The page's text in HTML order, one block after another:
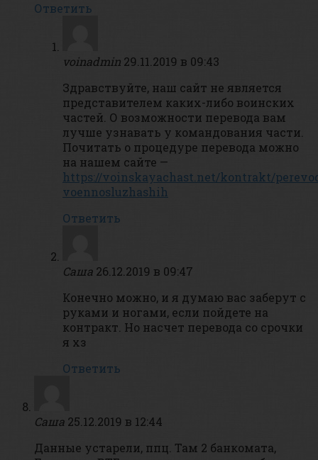
Ответить
voinadmin 29.11.2019 в 09:43
Здравствуйте, наш сайт не является
представителем каких-либо воинских
частей. О возможности перевода вам
лучше узнавать у командования части.
Почитать о процедуре перевода можно
на нашем сайте —
https://voinskayachast.net/kontrakt/
voennosluzhashih
Ответить
Саша 26.12.2019 в 09:47
Конечно можно, и я думаю вас заберут с
руками и ногами, если пойдете на
контракт. Но насчет перевода со срочки
я хз
Ответить
Саша 25.12.2019 в 12:44
Данные устарели, ппц. Там 2 банкомата,